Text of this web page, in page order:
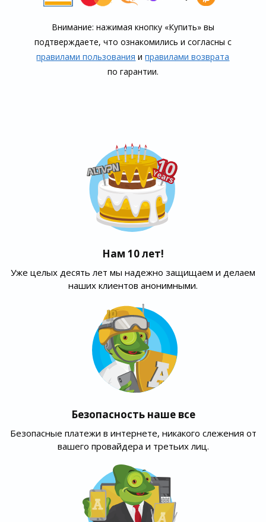
Внимание: нажимая кнопку «Купить» вы
подтверждаете, что озна­комились и согласны с
правилами пользования иправилами воз­врата
по гарантии.
Нам 10 лет!
Уже целых десять лет мы надежно защищаем и делаем
наших клиентов анонимными.
Безопасность наше все
Безопасные платежи в интернете, никакого слежения от
вашего провайдера и третьих лиц.